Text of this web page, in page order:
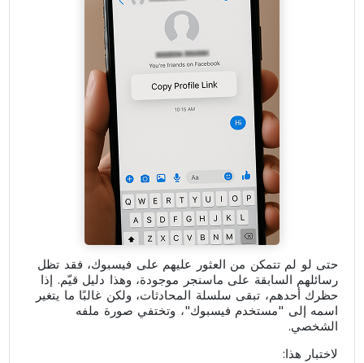
حتى لو لم تتمكن من العثور عليهم على فيسبوك، فقد تظل
رسائلهم السابقة على ماسنجر موجودة، وهذا دليل قيّم. إذا
حظرك أحدهم، تبقى سلسلة المحادثات، ولكن غالبًا ما يتغير
اسمه إلى "مستخدم فيسبوك"، وتختفي صورة ملفه
الشخصي.
لاختبار هذا: